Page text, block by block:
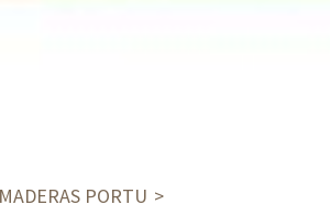
MADERAS PORTU